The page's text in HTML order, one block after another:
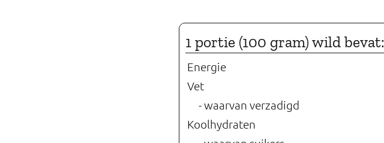
Professionals
Eetomgevingen
1 portie (100 gram) wild bevat:
Energie
Vet
- waarvan verzadigd
Koolhydraten